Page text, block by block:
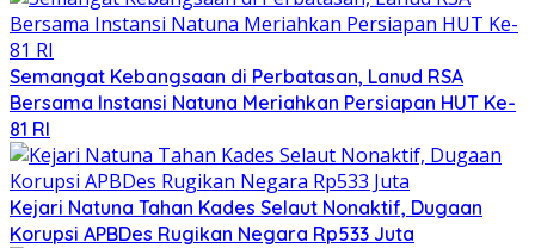
Semangat Kebangsaan di Perbatasan, Lanud RSA
Bersama Instansi Natuna Meriahkan Persiapan HUT Ke-
81 RI
Kejari Natuna Tahan Kades Selaut Nonaktif, Dugaan
Korupsi APBDes Rugikan Negara Rp533 Juta